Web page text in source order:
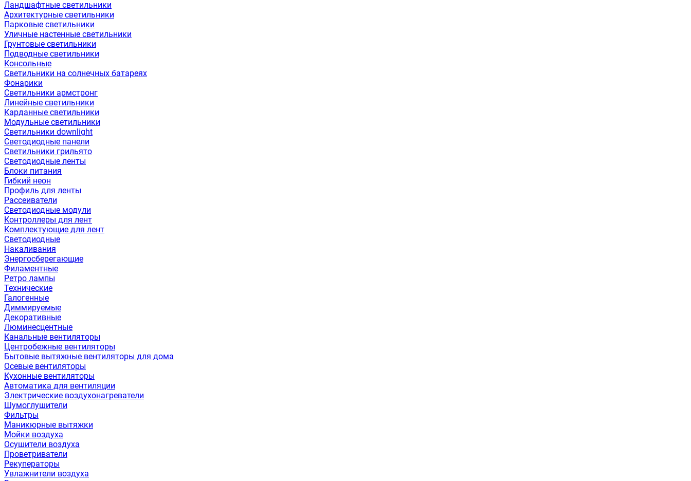
Ландшафтные светильники
Архитектурные светильники
Парковые светильники
Уличные настенные светильники
Грунтовые светильники
Подводные светильники
Консольные
Светильники на солнечных батареях
Фонарики
Светильники армстронг
Линейные светильники
Карданные светильники
Модульные светильники
Светильники downlight
Светодиодные панели
Светильники грильято
Светодиодные ленты
Блоки питания
Гибкий неон
Профиль для ленты
Рассеиватели
Светодиодные модули
Контроллеры для лент
Комплектующие для лент
Светодиодные
Накаливания
Энергосберегающие
Филаментные
Ретро лампы
Технические
Галогенные
Диммируемые
Декоративные
Люминесцентные
Канальные вентиляторы
Центробежные вентиляторы
Бытовые вытяжные вентиляторы для дома
Осевые вентиляторы
Кухонные вентиляторы
Автоматика для вентиляции
Электрические воздухонагреватели
Шумоглушители
Фильтры
Маникюрные вытяжки
Мойки воздуха
Осушители воздуха
Проветриватели
Рекуператоры
Увлажнители воздуха